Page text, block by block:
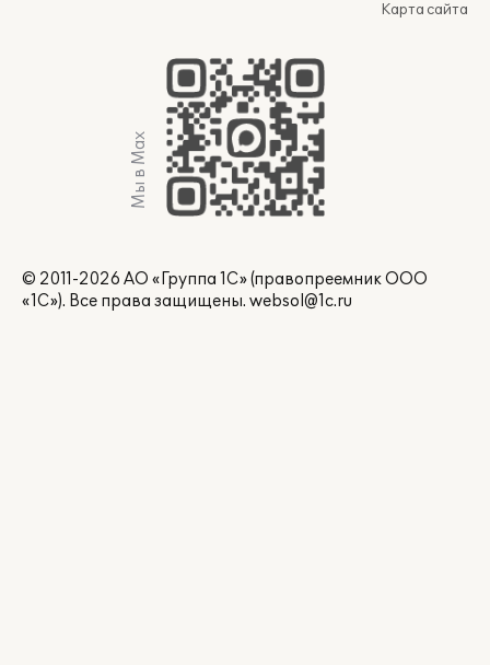
Карта сайта
Мы в Max
© 2011-2026 АО «Группа 1С» (правопреемник ООО
«1С»). Все права защищены. websol@1c.ru